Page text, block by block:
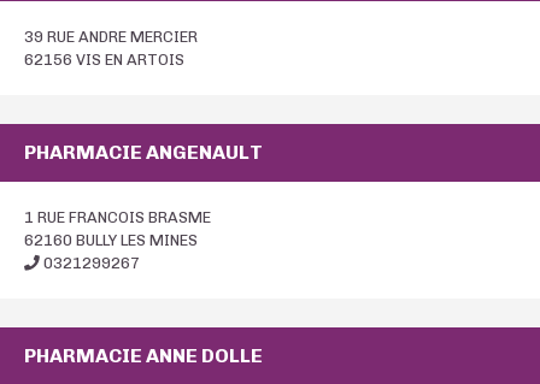
39 RUE ANDRE MERCIER
62156 VIS EN ARTOIS
PHARMACIE ANGENAULT
1 RUE FRANCOIS BRASME
62160 BULLY LES MINES
0321299267
PHARMACIE ANNE DOLLE